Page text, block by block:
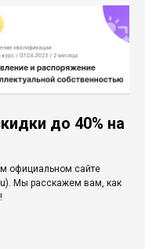
до 40% на
официальном сайте
Мы расскажем вам, как